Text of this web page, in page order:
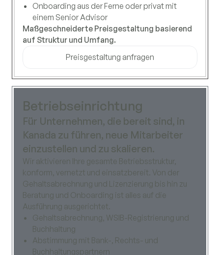
Onboarding aus der Ferne oder privat mit
einem Senior Advisor
Maßgeschneiderte Preisgestaltung basierend
auf Struktur und Umfang.
Preisgestaltung anfragen
Betriebseinrichtung
Für Unternehmen, die bereit sind, in
Kanada zu führen, neue Mitarbeiter
einzustellen und zu skalieren.
Wir aktivieren Ihre gesamte Betriebsstruktur,
konform, vernetzt und einsatzbereit. Von der
Gehaltsabrechnung und Lizenzierung bis hin zu
Beratung und Onboarding ist alles auf die
Ausführung ausgerichtet.
Gehaltsabrechnung, WSIB-Registrierung und
Buchhaltung
Abstimmung mit Bank-, Rechts- und
Buchhaltungspartnern